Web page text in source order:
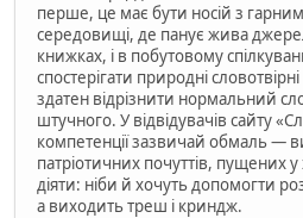
перше, це має бути носій з
середовищі, де панує жива
книжках, і в побутовому
спостерігати природні
здатен відрізнити нормальний
штучного. У відвідувачів сайту
компетенції зазвичай обмаль —
патріотичних почуттів, пущених
діяти: ніби й хочуть допомогти
а виходить треш і криндж.